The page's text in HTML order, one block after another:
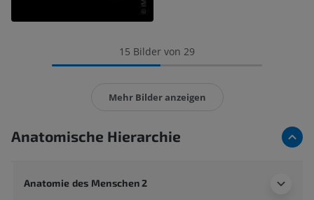
15 Bilder von 29
Mehr Bilder anzeigen
Anatomische Hierarchie
Anatomie des Menschen 2